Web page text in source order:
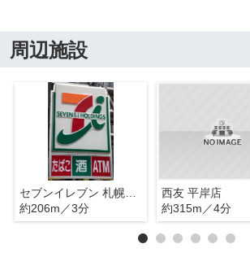
周辺施設
セブンイレブン 札幌平岸1条環状通店
約206m／3分
西友 平岸店
約315m／4分